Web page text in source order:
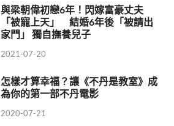
與梁朝偉初戀6年！閃嫁富豪丈夫
「被寵上天」 結婚6年後「被請出
家門」 獨自撫養兒子
2021-07-20
怎樣才算幸福？讓《不丹是教室》成
為你的第一部不丹電影
2020-07-21